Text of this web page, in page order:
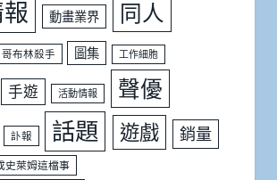
動畫業界 同人
哥布林殺手 圖集 工作細胞
手遊 活動情報 聲優
訃報 話題 遊戲 銷量
史萊姆這檔事